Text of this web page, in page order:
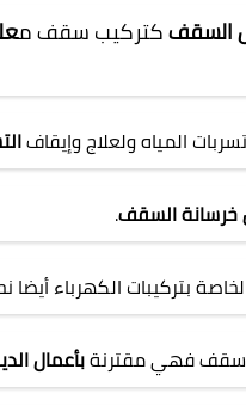
السقفكتركيب سقف م
المياه ولعلاج وإيقاف
السقف.
بتركيبات الكهرباء
فهي مقترنةبأعمال